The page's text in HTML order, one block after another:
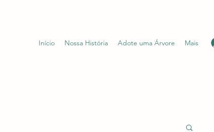
Início Nossa História Adote uma Árvore Mais